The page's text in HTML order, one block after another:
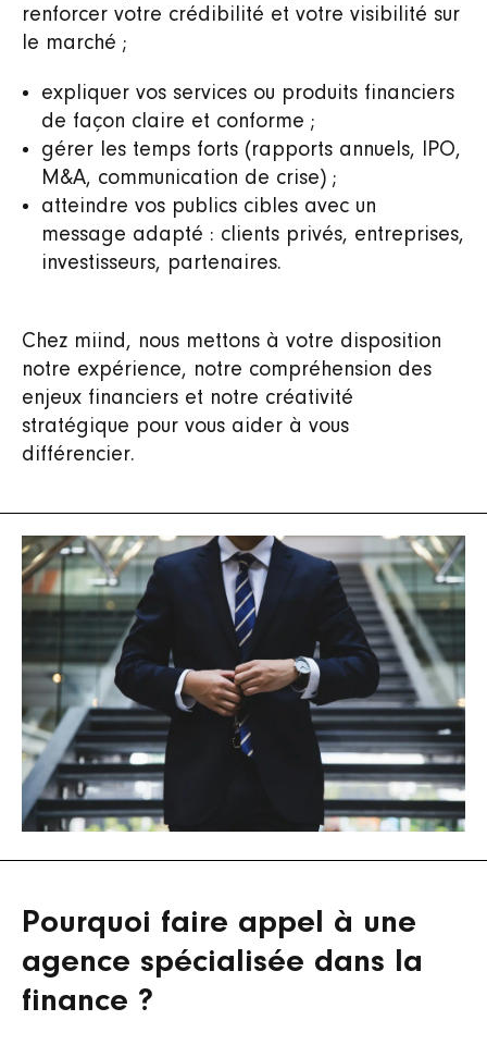
renforcer votre crédibilité et votre visibilité sur
le marché ;
expliquer vos services ou produits financiers
de façon claire et conforme ;
gérer les temps forts (rapports annuels, IPO,
M&A, communication de crise) ;
atteindre vos publics cibles avec un
message adapté : clients privés, entreprises,
investisseurs, partenaires.
Chez miind, nous mettons à votre disposition
notre expérience, notre compréhension des
enjeux financiers et notre créativité
stratégique pour vous aider à vous
différencier.
Pourquoi faire appel à une
agence spécialisée dans la
finance ?